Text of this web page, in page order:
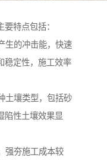
特点包括：
生的冲击能，快速
稳定性，施工效率
土壤类型，包括砂
陷性土壤效果显
强夯施工成本较